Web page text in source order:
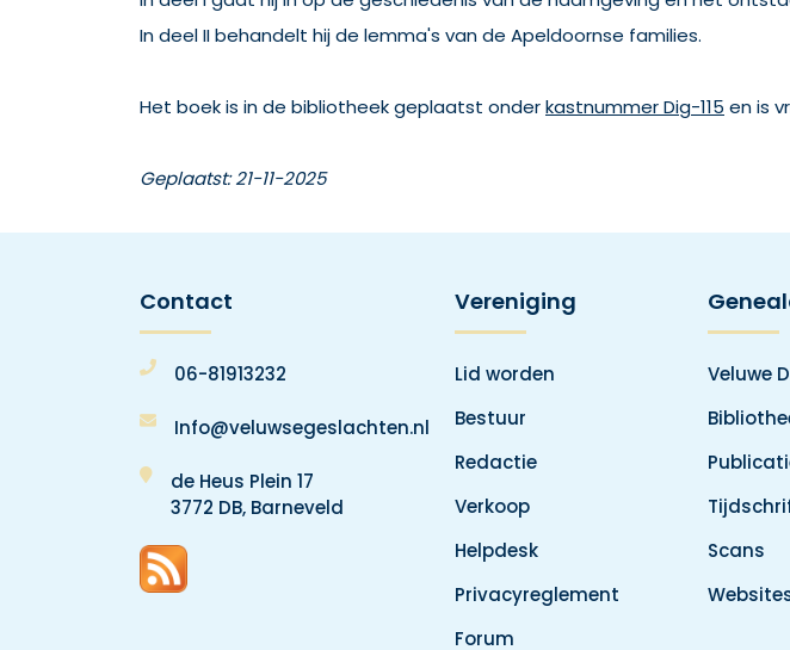
In deel II behandelt hij de lemma's van de Apeldoornse families.
Het boek is in de bibliotheek geplaatst onderkastnummer Dig-115 en is
Geplaatst: 21-11-2025
Contact
06-81913232
Info@veluwsegeslachten.nl
de Heus Plein 17
3772 DB, Barneveld
Vereniging
Lid worden
Bestuur
Redactie
Verkoop
Helpdesk
Privacyreglement
Forum
Veluwe
Scans